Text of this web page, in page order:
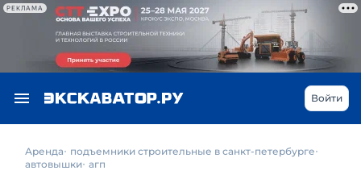
РЕКЛАМА
Войти
Аренда
подъемники строительные в санкт-петербурге
автовышки агп